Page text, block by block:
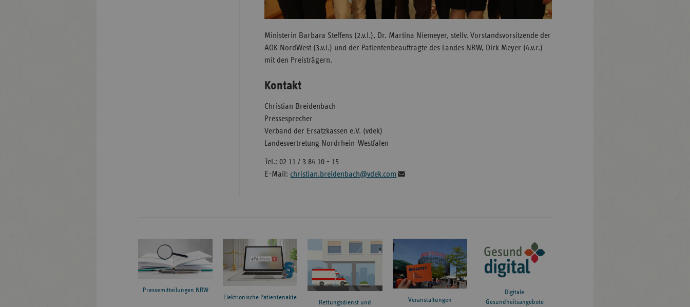
Ministerin Barbara Steffens (2.v.l.), Dr. Martina Niemeyer, stellv. Vorstandsvorsitzende der
AOK NordWest (3.v.l.) und der Patientenbeauftragte des Landes NRW, Dirk Meyer (4.v.r.)
mit den Preisträgern.
Kontakt
Christian Breidenbach
Pressesprecher
Verband der Ersatzkassen e.V. (vdek)
Landesvertretung Nordrhein-Westfalen
Tel.: 02 11 / 3 84 10 - 15
E-Mail: christian.breidenbach@vdek.com
Pressemitteilungen NRW
Elektronische Patientenakte
Rettungsdienst und
Veranstaltungen
Digitale
Gesundheitsangebote